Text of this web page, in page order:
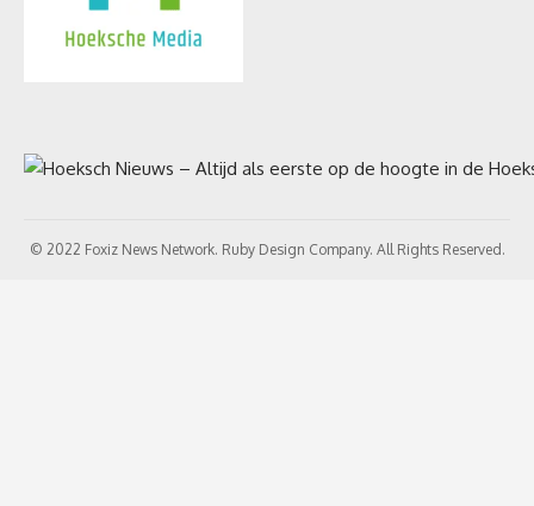
© 2022 Foxiz News Network. Ruby Design Company. All Rights Reserved.